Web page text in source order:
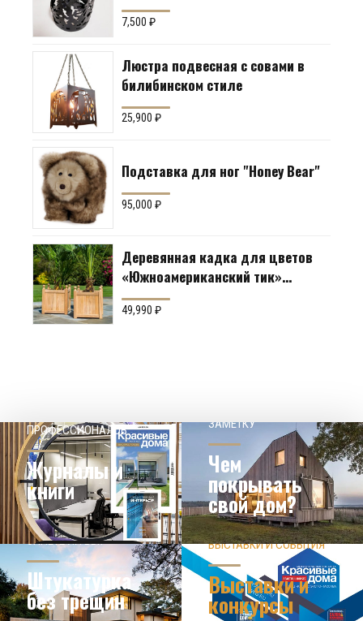
7,500₽
Люстра подвесная с совами в
билибинском стиле
25,900₽
Подставка для ног "Honey Bear"
95,000₽
Деревянная кадка для цветов
«Южноамериканский тик»
Производство: Англия
49,990₽
ПРОФЕССИОНАЛОВ
Журналы и
книги
НОВОСТИ ИЗ МИРА
ДИЗАЙНА
ЗАМЕТКУ
Чем
покрывать
свой дом?
УЗНАТЬ БОЛЬШЕ
ЗНАЕТЕ ЛИ ВЫ?
Штукатурка
без трещин
ВЫСТАВКИ И СОБЫТИЯ
Выставки и
конкурсы